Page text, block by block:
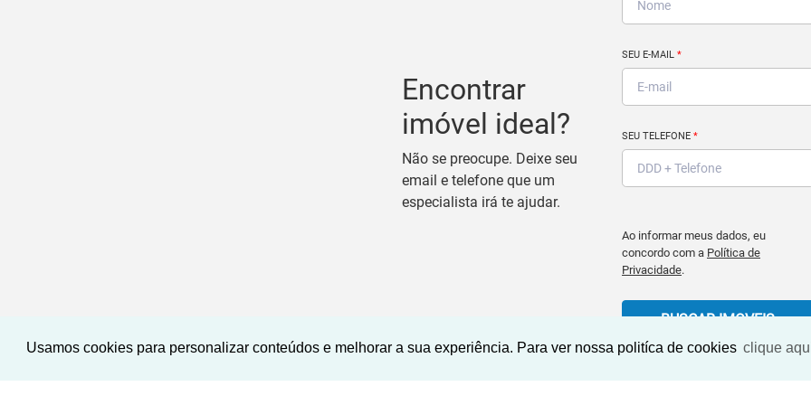
Usamos cookies para personalizar conteúdos e melhorar a sua experiência. Para ver nossa politíca de cookies clique
Encontrar
imóvel ideal?
Não se preocupe. Deixe seu
email e telefone que um
especialista irá te ajudar.
SEU E-MAIL *
SEU TELEFONE *
Ao informar meus dados, eu
concordo com a Política de
Privacidade.
BUSCAR IMOVEIS